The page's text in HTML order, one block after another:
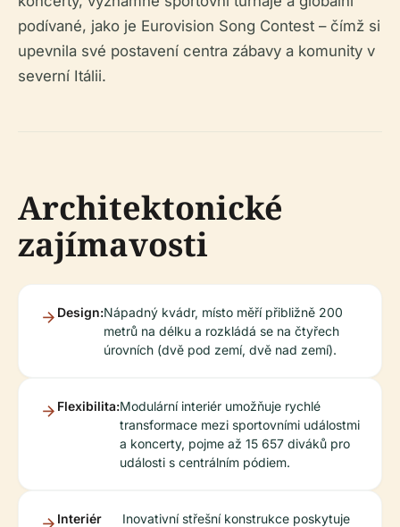
podívané, jako je Eurovision Song Contest – čímž si
upevnila své postavení centra zábavy a komunity v
severní Itálii.
Architektonické
zajímavosti
Design:Nápadný kvádr, místo měří přibližně 200
metrů na délku a rozkládá se na čtyřech
úrovních (dvě pod zemí, dvě nad zemí).
Flexibilita:Modulární interiér umožňuje rychlé
transformace mezi sportovními událostmi
a koncerty, pojme až 15 657 diváků pro
události s centrálním pódiem.
Interiér
Inovativní střešní konstrukce poskytuje